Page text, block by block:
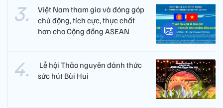
Việt Nam tham gia và đóng góp
chủ động, tích cực, thực chất
hơn cho Cộng đồng ASEAN
​ Lễ hội Thảo nguyên đánh thức
sức hút Bùi Hui